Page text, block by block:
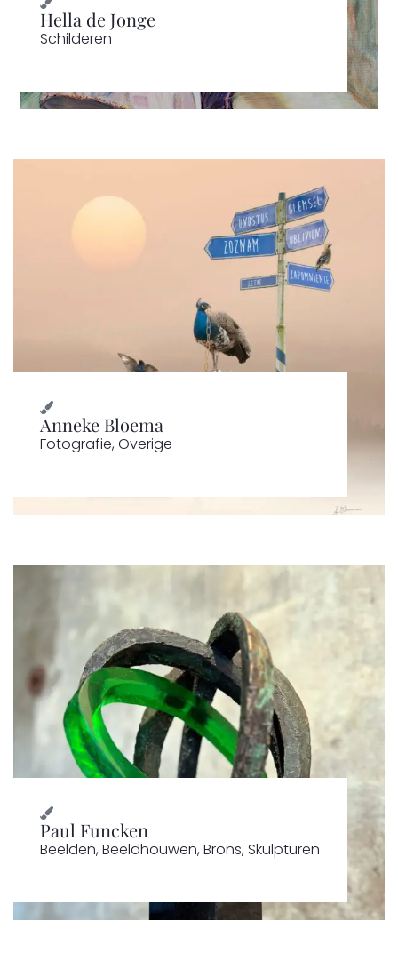
Hella de Jonge
Schilderen
Anneke Bloema
Fotografie, Overige
Paul Funcken
Beelden, Beeldhouwen, Brons, Skulpturen